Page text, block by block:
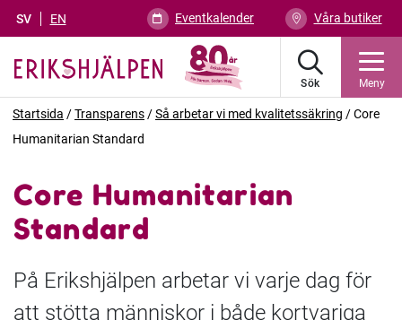
SV EN Eventkalender Våra butiker
Sök Meny
Startsida /Transparens /Så arbetar vi med kvalitetssäkring /Core
Humanitarian Standard
Core Humanitarian
Standard
På Erikshjälpen arbetar vi varje dag för
att stötta människor i både kortvariga